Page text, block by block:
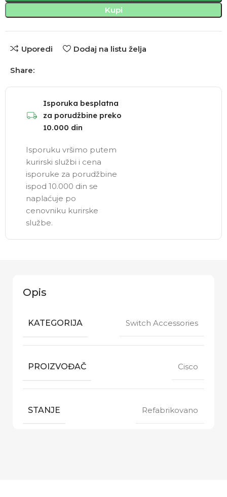
Kupi
Uporedi Dodaj na listu želja
Share:
Isporuka besplatna
za porudžbine preko
10.000 din
Isporuku vršimo putem
kurirski službi i cena
isporuke za porudžbine
ispod 10.000 din se
naplaćuje po
cenovniku kurirske
službe.
Opis
KATEGORIJA Switch Accessories
PROIZVOĐAČ Cisco
STANJE Refabrikovano